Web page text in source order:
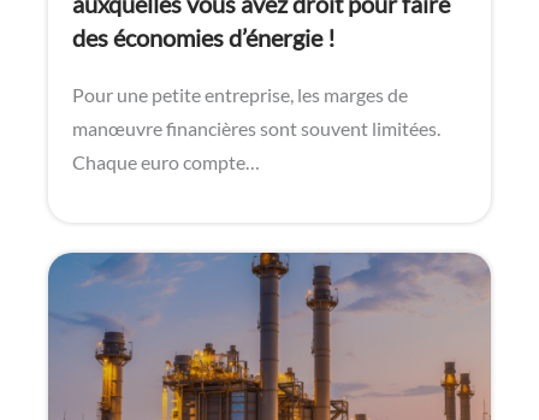
des économies d’énergie !
Pour une petite entreprise, les marges de
manœuvre financières sont souvent limitées.
Chaque euro compte…